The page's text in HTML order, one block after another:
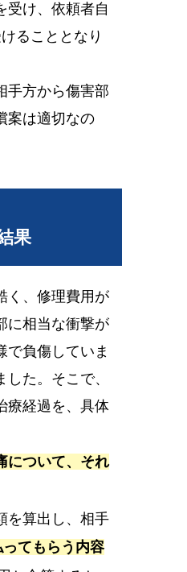
受け、依頼者自
ることとなり
手方から傷害部
案は適切なの
果
く、修理費用が
に相当な衝撃が
で負傷していま
た。そこで、
療経過を、具体
について、それ
を算出し、相手
てもらう内容